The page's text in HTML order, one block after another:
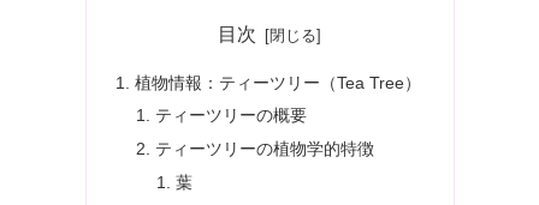
目次
植物情報：ティーツリー（Tea Tree）
ティーツリーの概要
ティーツリーの植物学的特徴
葉